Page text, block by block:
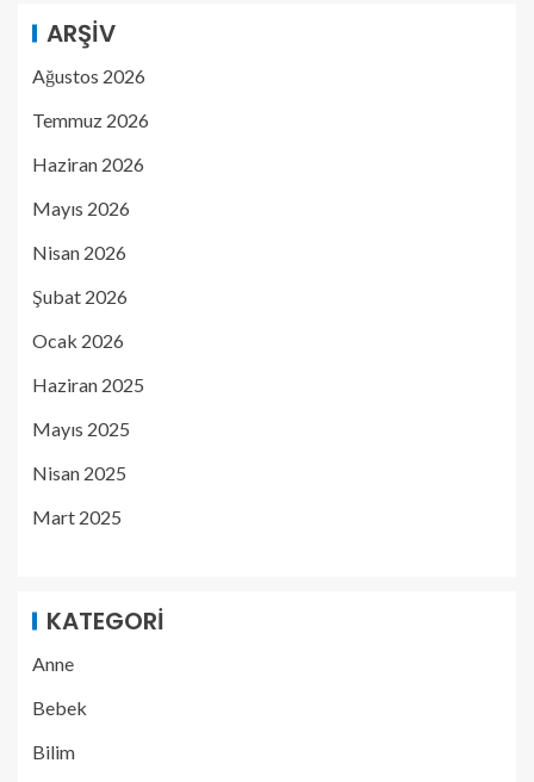
ARŞIV
Ağustos 2026
Temmuz 2026
Haziran 2026
Mayıs 2026
Nisan 2026
Şubat 2026
Ocak 2026
Haziran 2025
Mayıs 2025
Nisan 2025
Mart 2025
KATEGORI
Anne
Bebek
Bilim